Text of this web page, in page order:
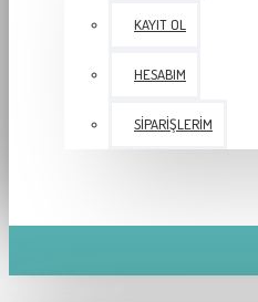
KAYIT OL
HESABIM
SIPARIŞLERIM